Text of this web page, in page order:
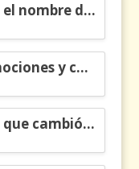
Carlos Manuel Vesga lleva el nombre de Colombia a los Emmy
Resiliencia migrante: 5 emociones y cómo gestionarlas
Tatiana Toro: colombiana que cambió la historia de las matemáticas